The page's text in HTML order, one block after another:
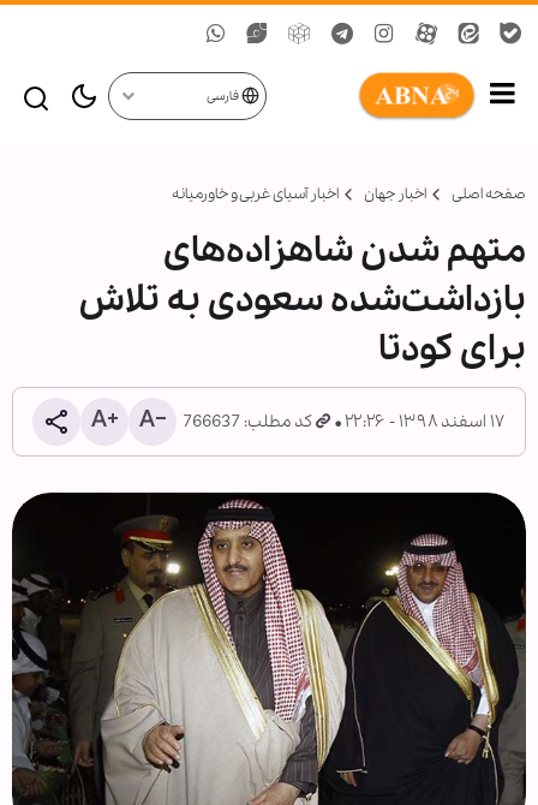
فارسی
صفحه اصلی اخبار جهان اخبار آسیای غربی و خاورمیانه
متهم شدن شاهزاده‌های
بازداشت‌شده سعودی به تلاش
برای کودتا
۱۷ اسفند ۱۳۹۸ - ۲۲:۲۶ کد مطلب: 766637